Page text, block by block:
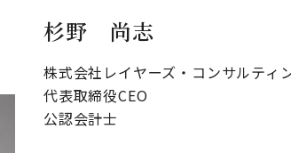
杉野 尚志
株式会社レイヤーズ・コンサルティ
代表取締役CEO
公認会計士